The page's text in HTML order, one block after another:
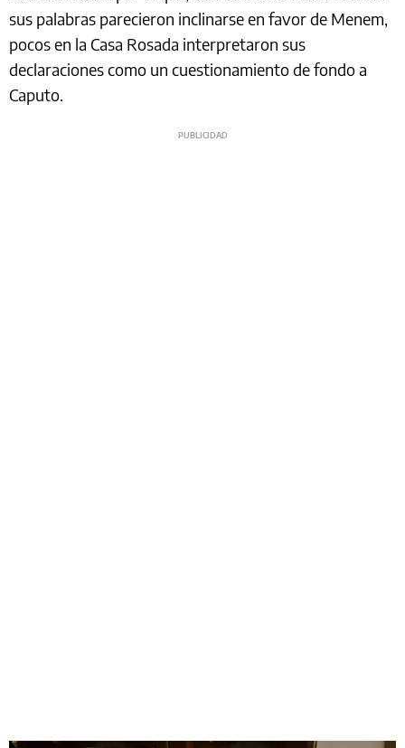
sus palabras parecieron inclinarse en favor de Menem,
pocos en la Casa Rosada interpretaron sus
declaraciones como un cuestionamiento de fondo a
Caputo.